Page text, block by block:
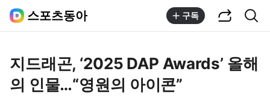
스포츠동아 구독
지드래곤, ‘2025 DAP Awards’ 올해
의 인물…“영원의 아이콘”